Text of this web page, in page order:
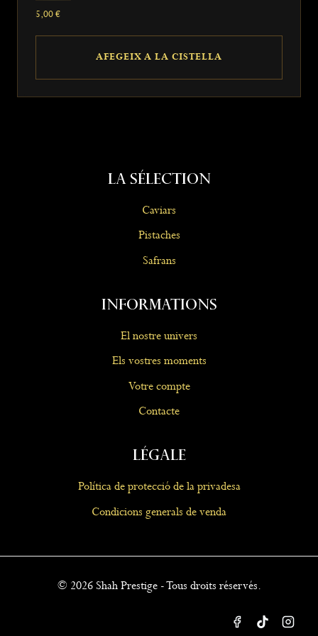
5,00€
AFEGEIX A LA CISTELLA
La Sélection
Caviars
Pistaches
Safrans
Informations
El nostre univers
Els vostres moments
Votre compte
Contacte
Légale
Política de protecció de la privadesa
Condicions generals de venda
© 2026 Shah Prestige - Tous droits réservés.